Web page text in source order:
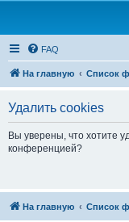
FAQ
На главную Список
Удалить cookies
Вы уверены, что хотите
конференцией?
На главную Список